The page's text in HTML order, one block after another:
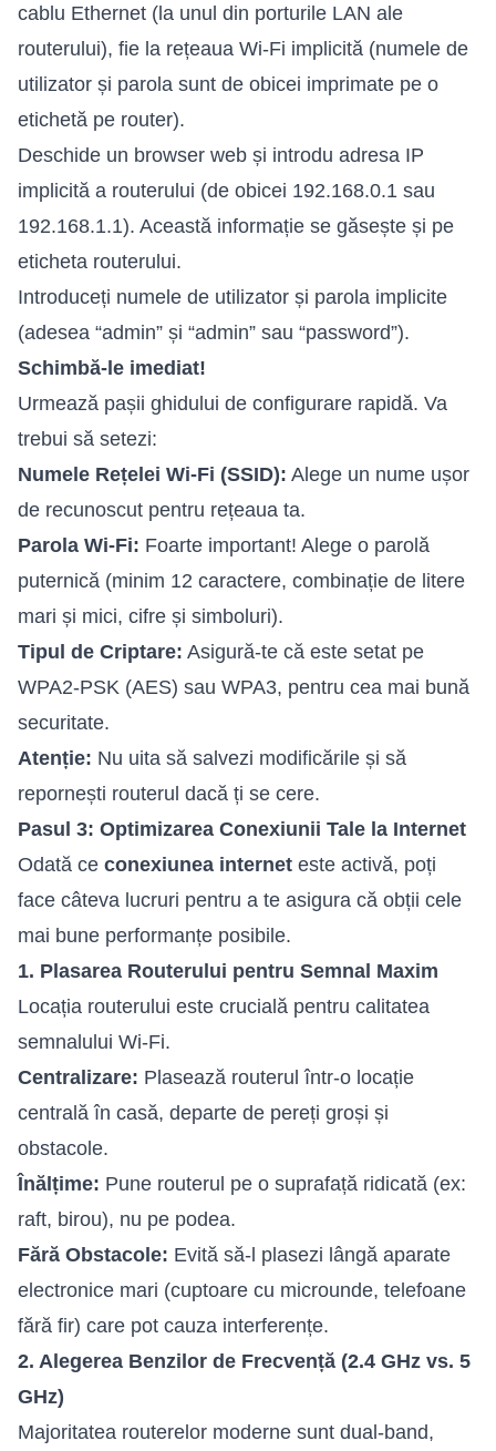
cablu Ethernet (la unul din porturile LAN ale
routerului), fie la rețeaua Wi-Fi implicită (numele de
utilizator și parola sunt de obicei imprimate pe o
etichetă pe router).
Deschide un browser web și introdu adresa IP
implicită a routerului (de obicei 192.168.0.1 sau
192.168.1.1). Această informație se găsește și pe
eticheta routerului.
Introduceți numele de utilizator și parola implicite
(adesea “admin” și “admin” sau “password”).
Schimbă-le imediat!
Urmează pașii ghidului de configurare rapidă. Va
trebui să setezi:
Numele Rețelei Wi-Fi (SSID): Alege un nume ușor
de recunoscut pentru rețeaua ta.
Parola Wi-Fi: Foarte important! Alege o parolă
puternică (minim 12 caractere, combinație de litere
mari și mici, cifre și simboluri).
Tipul de Criptare: Asigură-te că este setat pe
WPA2-PSK (AES) sau WPA3, pentru cea mai bună
securitate.
Atenție: Nu uita să salvezi modificările și să
repornești routerul dacă ți se cere.
Pasul 3: Optimizarea Conexiunii Tale la Internet
Odată ce conexiunea internet este activă, poți
face câteva lucruri pentru a te asigura că obții cele
mai bune performanțe posibile.
1. Plasarea Routerului pentru Semnal Maxim
Locația routerului este crucială pentru calitatea
semnalului Wi-Fi.
Centralizare: Plasează routerul într-o locație
centrală în casă, departe de pereți groși și
obstacole.
Înălțime: Pune routerul pe o suprafață ridicată (ex:
raft, birou), nu pe podea.
Fără Obstacole: Evită să-l plasezi lângă aparate
electronice mari (cuptoare cu microunde, telefoane
fără fir) care pot cauza interferențe.
2. Alegerea Benzilor de Frecvență (2.4 GHz vs. 5
GHz)
Majoritatea routerelor moderne sunt dual-band,